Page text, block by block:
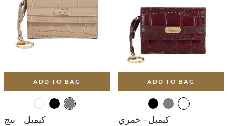
ADD TO BAG
كيمبل - خمري
ADD TO BAG
كيمبل – بيج